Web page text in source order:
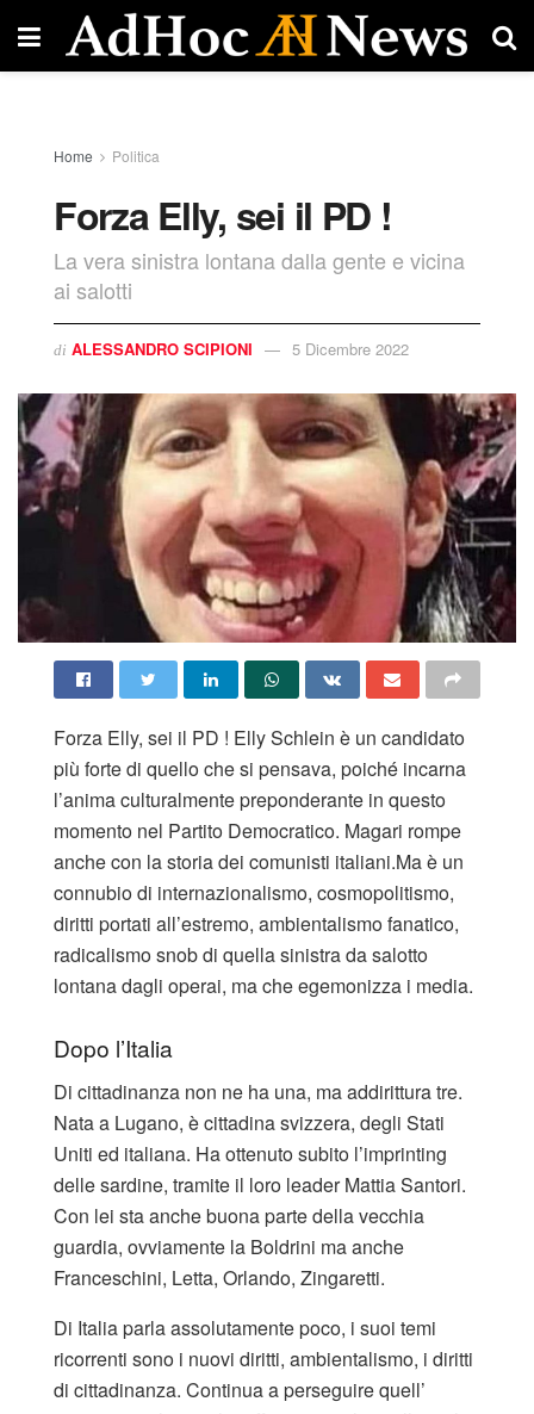
Home Politica
Forza Elly, sei il PD !
La vera sinistra lontana dalla gente e vicina
ai salotti
di ALESSANDRO SCIPIONI 5 Dicembre 2022
Forza Elly, sei il PD ! Elly Schlein è un candidato
più forte di quello che si pensava, poiché incarna
l’anima culturalmente preponderante in questo
momento nel Partito Democratico. Magari rompe
anche con la storia dei comunisti italiani.Ma è un
connubio di internazionalismo, cosmopolitismo,
diritti portati all’estremo, ambientalismo fanatico,
radicalismo snob di quella sinistra da salotto
lontana dagli operai, ma che egemonizza i media.
Dopo l’Italia
Di cittadinanza non ne ha una, ma addirittura tre.
Nata a Lugano, è cittadina svizzera, degli Stati
Uniti ed italiana. Ha ottenuto subito l’imprinting
delle sardine, tramite il loro leader Mattia Santori.
Con lei sta anche buona parte della vecchia
guardia, ovviamente la Boldrini ma anche
Franceschini, Letta, Orlando, Zingaretti.
Di Italia parla assolutamente poco, i suoi temi
ricorrenti sono i nuovi diritti, ambientalismo, i diritti
di cittadinanza. Continua a perseguire quell’